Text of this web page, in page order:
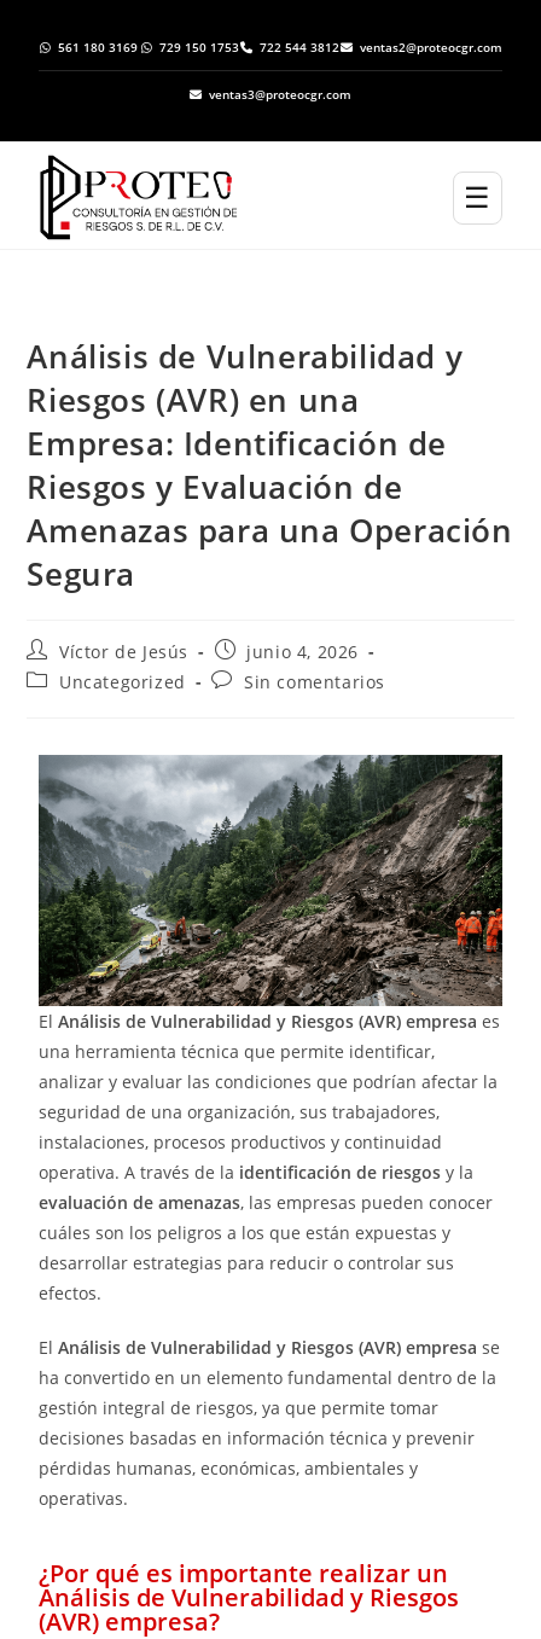
561 180 3169 729 150 1753 722 544 3812 ventas2@proteocgr.com
ventas3@proteocgr.com
☰
Análisis de Vulnerabilidad y
Riesgos (AVR) en una
Empresa: Identificación de
Riesgos y Evaluación de
Amenazas para una Operación
Segura
Víctor de Jesús
junio 4, 2026
Uncategorized
Sin comentarios
ElAnálisis de Vulnerabilidad y Riesgos (AVR) empresa es
una herramienta técnica que permite identificar,
analizar y evaluar las condiciones que podrían afectar la
seguridad de una organización, sus trabajadores,
instalaciones, procesos productivos y continuidad
operativa. A través de la identificación de riesgos y la
evaluación de amenazas, las empresas pueden conocer
cuáles son los peligros a los que están expuestas y
desarrollar estrategias para reducir o controlar sus
efectos.
ElAnálisis de Vulnerabilidad y Riesgos (AVR) empresa se
ha convertido en un elemento fundamental dentro de la
gestión integral de riesgos, ya que permite tomar
decisiones basadas en información técnica y prevenir
pérdidas humanas, económicas, ambientales y
operativas.
¿Por qué es importante realizar un
Análisis de Vulnerabilidad y Riesgos
(AVR) empresa?